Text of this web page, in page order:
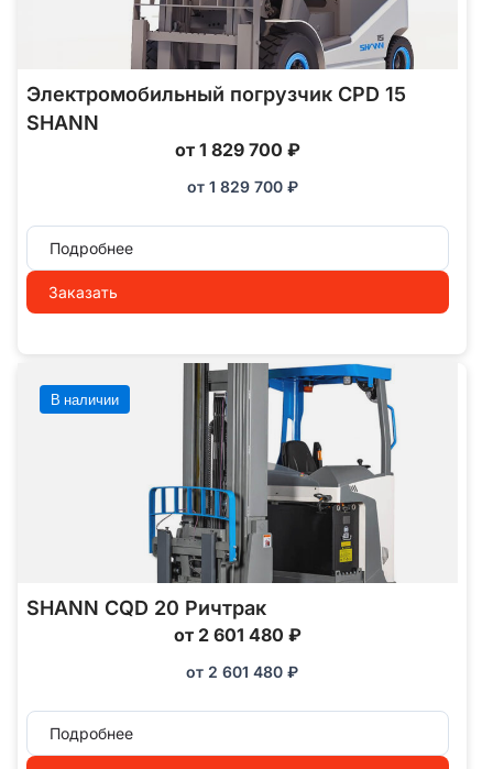
Электромобильный погрузчик CPD 15
SHANN
от 1 829 700 ₽
от 1 829 700 ₽
Подробнее
Заказать
В наличии
SHANN CQD 20 Ричтрак
от 2 601 480 ₽
от 2 601 480 ₽
Подробнее